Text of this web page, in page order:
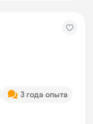
3 года опыта